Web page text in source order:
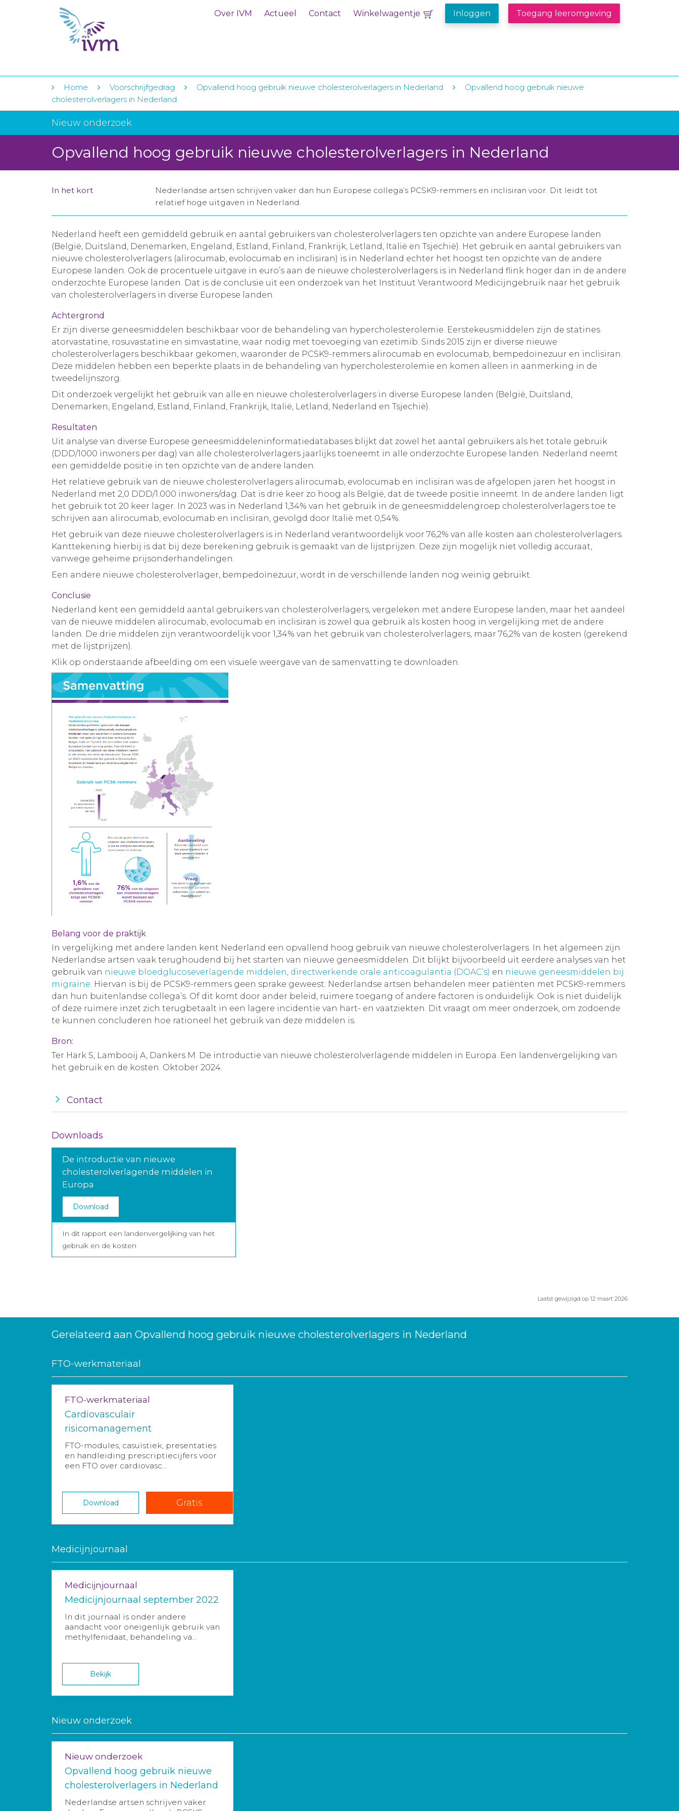
Over IVM Actueel Contact Winkelwagentje Inloggen Toegang leeromgeving
Home Voorschrijfgedrag Opvallend hoog gebruik nieuwe cholesterolverlagers in Nederland
Opvallend hoog gebruik nieuwe
cholesterolverlagers in Nederland
Nieuw onderzoek
Opvallend hoog gebruik nieuwe cholesterolverlagers in Nederland
In het kort
Nederlandse artsen schrijven vaker dan hun Europese collega’s PCSK9-remmers en inclisiran voor. Dit leidt tot
relatief hoge uitgaven in Nederland.
Nederland heeft een gemiddeld gebruik en aantal gebruikers van cholesterolverlagers ten opzichte van andere Europese landen
(België, Duitsland, Denemarken, Engeland, Estland, Finland, Frankrijk, Letland, Italië en Tsjechië). Het gebruik en aantal gebruikers van
nieuwe cholesterolverlagers (alirocumab, evolocumab en inclisiran) is in Nederland echter het hoogst ten opzichte van de andere
Europese landen. Ook de procentuele uitgave in euro’s aan de nieuwe cholesterolverlagers is in Nederland flink hoger dan in de andere
onderzochte Europese landen. Dat is de conclusie uit een onderzoek van het Instituut Verantwoord Medicijngebruik naar het gebruik
van cholesterolverlagers in diverse Europese landen.
Achtergrond
Er zijn diverse geneesmiddelen beschikbaar voor de behandeling van hypercholesterolemie. Eerstekeusmiddelen zijn de statines
atorvastatine, rosuvastatine en simvastatine, waar nodig met toevoeging van ezetimib. Sinds 2015 zijn er diverse nieuwe
cholesterolverlagers beschikbaar gekomen, waaronder de PCSK9-remmers alirocumab en evolocumab, bempedoïnezuur en inclisiran.
Deze middelen hebben een beperkte plaats in de behandeling van hypercholesterolemie en komen alleen in aanmerking in de
tweedelijnszorg.
Dit onderzoek vergelijkt het gebruik van alle en nieuwe cholesterolverlagers in diverse Europese landen (België, Duitsland,
Denemarken, Engeland, Estland, Finland, Frankrijk, Italië, Letland, Nederland en Tsjechië).
Resultaten
Uit analyse van diverse Europese geneesmiddeleninformatiedatabases blijkt dat zowel het aantal gebruikers als het totale gebruik
(DDD/1000 inwoners per dag) van alle cholesterolverlagers jaarlijks toeneemt in alle onderzochte Europese landen. Nederland neemt
een gemiddelde positie in ten opzichte van de andere landen.
Het relatieve gebruik van de nieuwe cholesterolverlagers alirocumab, evolocumab en inclisiran was de afgelopen jaren het hoogst in
Nederland met 2,0 DDD/1.000 inwoners/dag. Dat is drie keer zo hoog als België, dat de tweede positie inneemt. In de andere landen ligt
het gebruik tot 20 keer lager. In 2023 was in Nederland 1,34% van het gebruik in de geneesmiddelengroep cholesterolverlagers toe te
schrijven aan alirocumab, evolocumab en inclisiran, gevolgd door Italië met 0,54%.
Het gebruik van deze nieuwe cholesterolverlagers is in Nederland verantwoordelijk voor 76,2% van alle kosten aan cholesterolverlagers.
Kanttekening hierbij is dat bij deze berekening gebruik is gemaakt van de lijstprijzen. Deze zijn mogelijk niet volledig accuraat,
vanwege geheime prijsonderhandelingen.
Een andere nieuwe cholesterolverlager, bempedoïnezuur, wordt in de verschillende landen nog weinig gebruikt.
Conclusie
Nederland kent een gemiddeld aantal gebruikers van cholesterolverlagers, vergeleken met andere Europese landen, maar het aandeel
van de nieuwe middelen alirocumab, evolocumab en inclisiran is zowel qua gebruik als kosten hoog in vergelijking met de andere
landen. De drie middelen zijn verantwoordelijk voor 1,34% van het gebruik van cholesterolverlagers, maar 76,2% van de kosten (gerekend
met de lijstprijzen).
Klik op onderstaande afbeelding om een visuele weergave van de samenvatting te downloaden.
Belang voor de praktijk
In vergelijking met andere landen kent Nederland een opvallend hoog gebruik van nieuwe cholesterolverlagers. In het algemeen zijn
Nederlandse artsen vaak terughoudend bij het starten van nieuwe geneesmiddelen. Dit blijkt bijvoorbeeld uit eerdere analyses van het
gebruik van nieuwe bloedglucoseverlagende middelen, directwerkende orale anticoagulantia (DOAC’s) en nieuwe geneesmiddelen bij
migraine. Hiervan is bij de PCSK9-remmers geen sprake geweest: Nederlandse artsen behandelen meer patiënten met PCSK9-remmers
dan hun buitenlandse collega’s. Of dit komt door ander beleid, ruimere toegang of andere factoren is onduidelijk. Ook is niet duidelijk
of deze ruimere inzet zich terugbetaalt in een lagere incidentie van hart- en vaatziekten. Dit vraagt om meer onderzoek, om zodoende
te kunnen concluderen hoe rationeel het gebruik van deze middelen is.
Bron:
Ter Hark S, Lambooij A, Dankers M. De introductie van nieuwe cholesterolverlagende middelen in Europa. Een landenvergelijking van
het gebruik en de kosten. Oktober 2024.
Contact
Downloads
De introductie van nieuwe
cholesterolverlagende middelen in
Europa
Download
In dit rapport een landenvergelijking van het
gebruik en de kosten
Laatst gewijzigd op 12 maart 2026
Gerelateerd aan Opvallend hoog gebruik nieuwe cholesterolverlagers in Nederland
FTO-werkmateriaal
FTO-werkmateriaal
Cardiovasculair
risicomanagement
FTO-modules, casuïstiek, presentaties
en handleiding prescriptiecijfers voor
een FTO over cardiovasc...
Download Gratis
Medicijnjournaal
Medicijnjournaal
Medicijnjournaal september 2022
In dit journaal is onder andere
aandacht voor oneigenlijk gebruik van
methylfenidaat, behandeling va...
Bekijk
Nieuw onderzoek
Nieuw onderzoek
Opvallend hoog gebruik nieuwe
cholesterolverlagers in Nederland
Nederlandse artsen schrijven vaker